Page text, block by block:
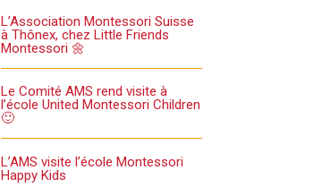
L’Association Montessori Suisse
à Thônex, chez Little Friends
Montessori 🌼
Le Comité AMS rend visite à
l’école United Montessori Children
🙂
L’AMS visite l’école Montessori
Happy Kids